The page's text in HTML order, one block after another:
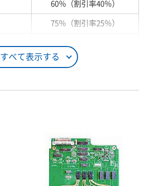
すべて表示する
60％（割引率40％）
75％（割引率25％）
100％（割引率 0％）
100％（割引率 0％）
90％（割引率10％）
80％（割引率20％）